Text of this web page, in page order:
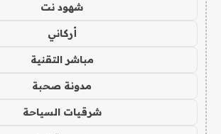
شهود نت
أركاني
مباشر التقنية
مدونة صحبة
شرقيات السياحة